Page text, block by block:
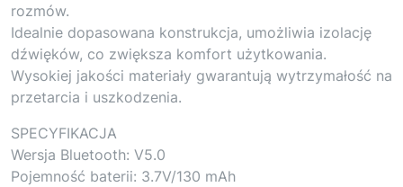
rozmów.
Idealnie dopasowana konstrukcja, umożliwia izolację
dźwięków, co zwiększa komfort użytkowania.
Wysokiej jakości materiały gwarantują wytrzymałość na
przetarcia i uszkodzenia.
SPECYFIKACJA
Wersja Bluetooth: V5.0
Pojemność baterii: 3.7V/130 mAh